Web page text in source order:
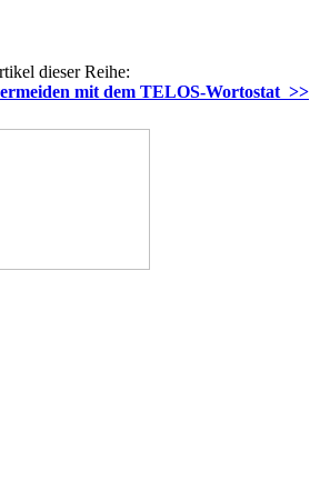
dieser Reihe:
mit dem TELOS-Wortostat >>